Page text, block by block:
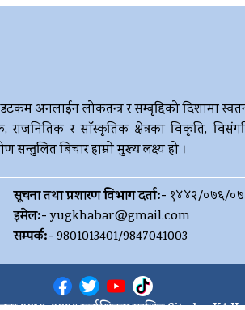
अनलाईन लोकतन्त्र र सम्बृद्दिको दिशामा
राजनितिक र साँस्कृतिक क्षेत्रका विकृति,
बिचार हाम्रो मुख्य लक्ष्य हो ।
सूचना तथा प्रशारण विभाग दर्ता:- १४४२/०७६/
इमेल:- yugkhabar@gmail.com
सम्पर्क:- 9801013401/9847041003